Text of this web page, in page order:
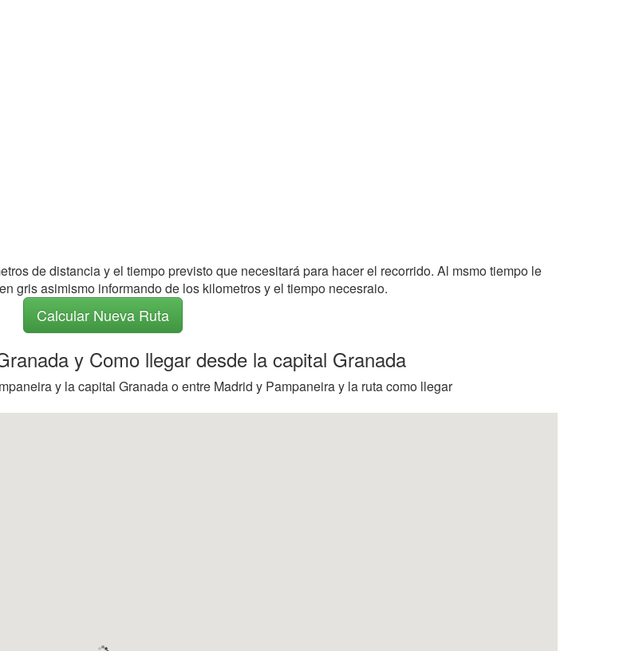
de distancia y el tiempo previsto que necesitará para hacer el recorrido. Al msmo tiempo le
gris asimismo informando de los kilometros y el tiempo necesraio.
Calcular Nueva Ruta
y Como llegar desde la capital Granada
y la capital Granada o entre Madrid y Pampaneira y la ruta como llegar